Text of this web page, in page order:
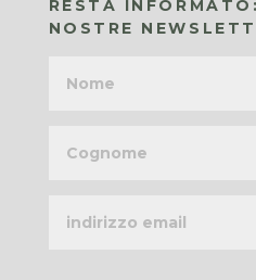
RESTA
NOSTRE
email